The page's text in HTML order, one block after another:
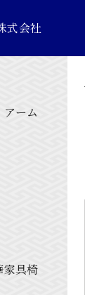
式会社
ーム
家具椅